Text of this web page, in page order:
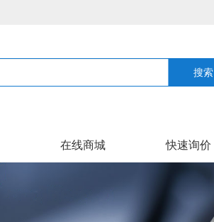
搜索
在线商城 快速询价